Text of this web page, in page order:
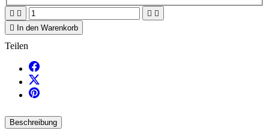
   

In den Warenkorb
Teilen
Beschreibung